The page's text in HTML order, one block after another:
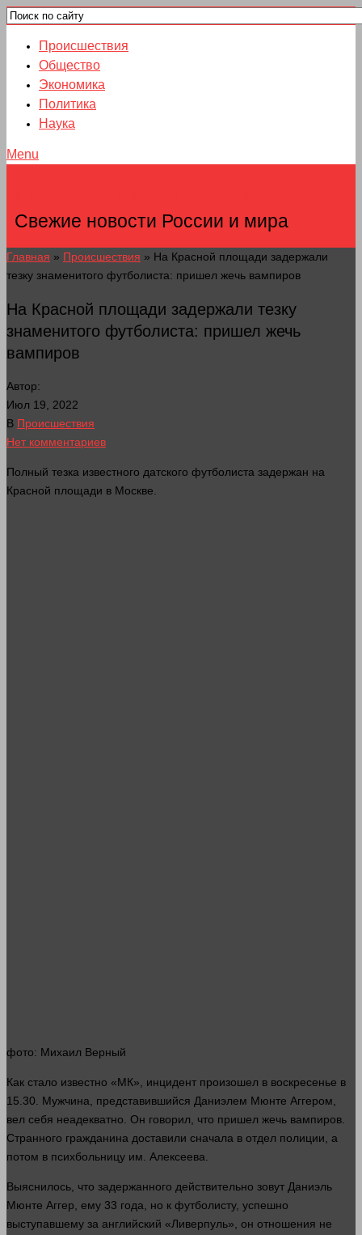
Происшествия
Общество
Экономика
Политика
Наука
Menu
Свежие новости России и мира
Главная » Происшествия » На Красной площади задержали
тезку знаменитого футболиста: пришел жечь вампиров
На Красной площади задержали тезку
знаменитого футболиста: пришел жечь
вампиров
Автор:
Июл 19, 2022
В Происшествия
Нет комментариев
Полный тезка известного датского футболиста задержан на
Красной площади в Москве.
фото: Михаил Верный
Как стало известно «МК», инцидент произошел в воскресенье в
15.30. Мужчина, представившийся Даниэлем Мюнте Аггером,
вел себя неадекватно. Он говорил , что пришел жечь вампиров.
Странного гражданина доставили сначала в отдел полиции, а
потом в психбольницу им. Алексеева.
Выяснилось, что задержанного действительно зовут Даниэль
Мюнте Аггер, ему 33 года , но к футболисту, успешно
выступавшему за английский «Ливерпуль», он отношения не